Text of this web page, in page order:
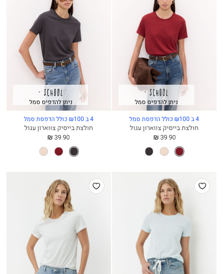
ניתן להדפיס סמל
4 ב ₪100 כולל הדפסת סמל
חולצת בייסיק צווארון עגול
החל
39.90 ₪
בורדו’ורוד
פנינה
פחם
כהה
ניתן להדפיס סמל
4 ב ₪100 כולל הדפסת סמל
חולצת בייסיק צווארון עגול
החל
39.90 ₪
פחם
כהה
בורדו’ורוד
פנינה
הוסף
למועדפים
הוסף
למועדפים